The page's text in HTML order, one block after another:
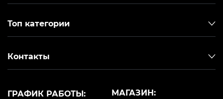
Топ категории
Контакты
МАГАЗИН:
ГРАФИК РАБОТЫ: